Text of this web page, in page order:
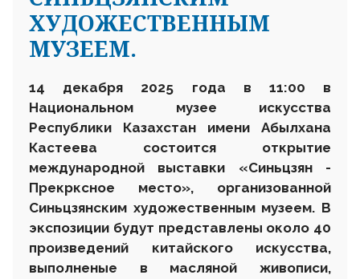
ХУДОЖЕСТВЕННЫМ
МУЗЕЕМ.
14 декабря 2025 года в 11:00 в
Национальном музее искусства
Республики Казахстан имени Абылхана
Кастеева состоится открытие
международной выставки «Синьцзян-
Прекрксное место», организованной
Синьцзянским художественным музеем. В
экспозиции будут представлены около 40
произведений китайского искусства,
выполненые в масляной живописи,